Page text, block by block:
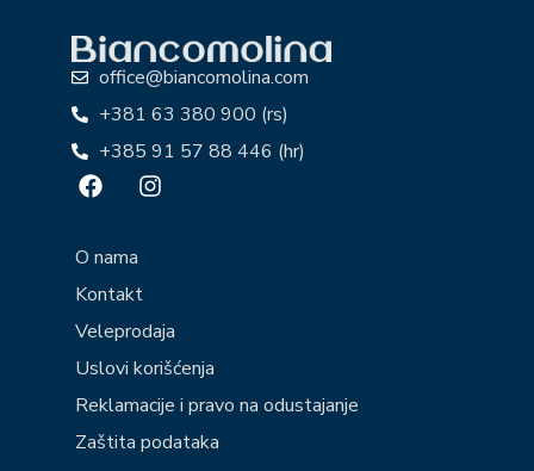
office@biancomolina.com
+381 63 380 900 (rs)
+385 91 57 88 446 (hr)
O nama
Kontakt
Veleprodaja
Uslovi korišćenja
Reklamacije i pravo na odustajanje
Zaštita podataka